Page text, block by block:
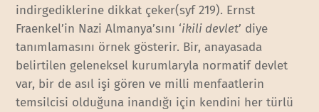
indirgediklerine dikkat çeker(syf 219). Ernst
Fraenkel’in Nazi Almanya’sını ‘ikili devlet’ diye
tanımlamasını örnek gösterir. Bir, anayasada
belirtilen geleneksel kurumlaryla normatif devlet
var, bir de asıl işi gören ve milli menfaatlerin
temsilcisi olduğuna inandığı için kendini her türlü